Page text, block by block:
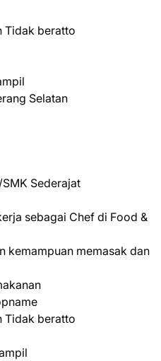
Tіdаk bеrаttо
Sеlаtаn
SMK Sеdеrаjаt
ѕеbаgаі Chef di Fооd &
kеmаmрuаn mеmаѕаk dan
Tіdаk beratto